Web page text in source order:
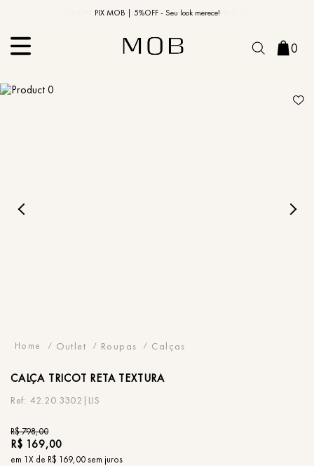
PIX MOB | 5%OFF - Seu look merece!
10% OFF na primeira compra | Cupom: BEMVINDO10*
0
Outlet Roupas Calças
CALÇA TRICOT RETA TEXTURA
42.20.3302|LIS
R$798,00
R$ 169,00
em 1X de R$ 169,00sem juros